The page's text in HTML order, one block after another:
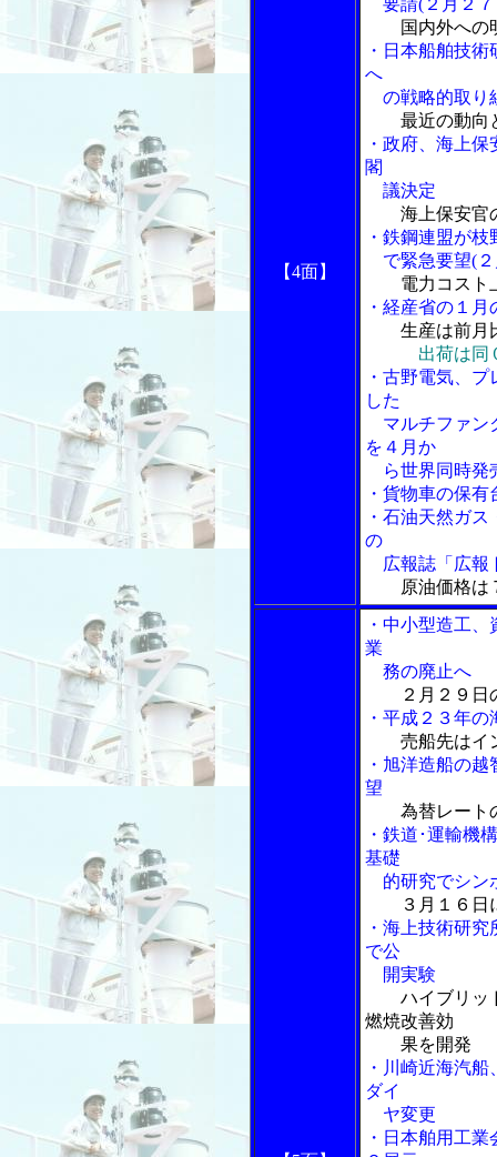
【4面】
要請(２月２７
国内外への
・日本船舶技
へ
の戦略的取り
最近の動向
・政府、海上
閣
議決定
海上保安官
・鉄鋼連盟が
で緊急要望(２
電力コスト
・経産省の１
生産は前月
出荷は同
・古野電気、
した
マルチファン
を４月か
ら世界同時発
・貨物車の保
・石油天然ガ
の
広報誌「広報
原油価格は
・中小型造工
業
務の廃止へ
２月２９
・平成２３年
売船先はイ
・旭洋造船の
望
為替レート
・鉄道･運輸機
基礎
的研究でシン
３月１６日
・海上技術研
で公
開実験
ハイブリッ
燃焼改善効
果を開発
・川崎近海汽
ダイ
ヤ変更
・日本舶用工